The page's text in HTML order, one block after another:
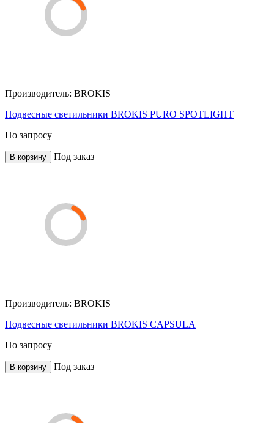
Производитель: BROKIS
Подвесные светильники BROKIS PURO SPOTLIGHT
По запросу
В корзину Под заказ
Производитель: BROKIS
Подвесные светильники BROKIS CAPSULA
По запросу
В корзину Под заказ